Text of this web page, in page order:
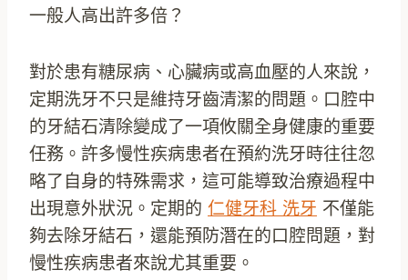
一般人高出許多倍？
對於患有糖尿病、心臟病或高血壓的人來說，
定期洗牙不只是維持牙齒清潔的問題。口腔中
的牙結石清除變成了一項攸關全身健康的重要
任務。許多慢性疾病患者在預約洗牙時往往忽
略了自身的特殊需求，這可能導致治療過程中
出現意外狀況。定期的 仁健牙科 洗牙 不僅能
夠去除牙結石，還能預防潛在的口腔問題，對
慢性疾病患者來說尤其重要。